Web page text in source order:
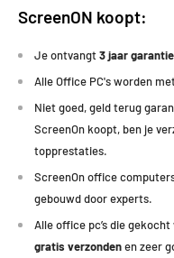
ScreenON koopt:
Je ontvangt3 jaar garantie
Alle Office PC's worden
Niet goed, geld terug
ScreenOn koopt, ben je
topprestaties.
ScreenOn office
gebouwd door experts.
Alle office pc’s die
gratis verzondenen zeer